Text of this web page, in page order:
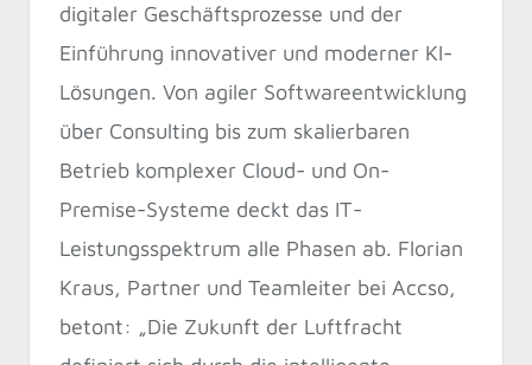
digitaler Geschäftsprozesse und der
Einführung innovativer und moderner KI-
Lösungen. Von agiler Softwareentwicklung
über Consulting bis zum skalierbaren
Betrieb komplexer Cloud- und On-
Premise-Systeme deckt das IT-
Leistungsspektrum alle Phasen ab. Florian
Kraus, Partner und Teamleiter bei Accso,
betont: „Die Zukunft der Luftfracht